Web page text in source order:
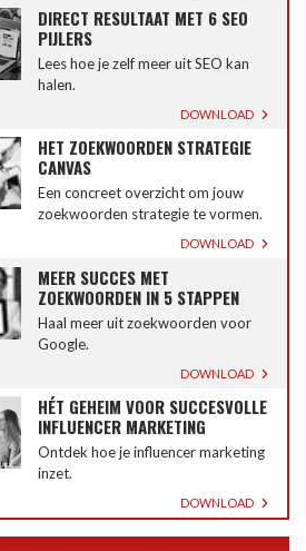
DIRECT RESULTAAT MET 6 SEO
PIJLERS
Lees hoe je zelf meer uit SEO kan
halen.
DOWNLOAD
HET ZOEKWOORDEN STRATEGIE
CANVAS
Een concreet overzicht om jouw
zoekwoorden strategie te vormen.
DOWNLOAD
MEER SUCCES MET
ZOEKWOORDEN IN 5 STAPPEN
Haal meer uit zoekwoorden voor
Google.
DOWNLOAD
HÉT GEHEIM VOOR SUCCESVOLLE
INFLUENCER MARKETING
Ontdek hoe je influencer marketing
inzet.
DOWNLOAD